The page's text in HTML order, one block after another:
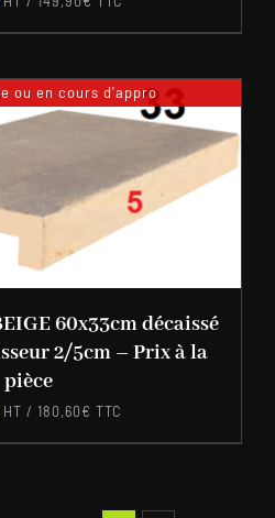
ou en cours d'appro
60x33cm décaissé
2/5cm – Prix à la
pièce
HT / 180,60€ TTC